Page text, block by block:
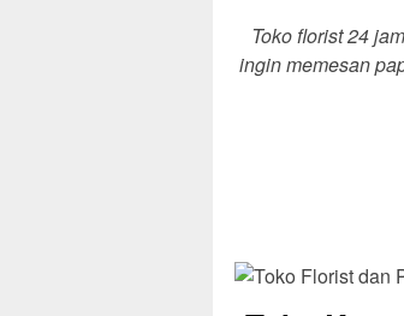
Toko florist 24
ingin memesan